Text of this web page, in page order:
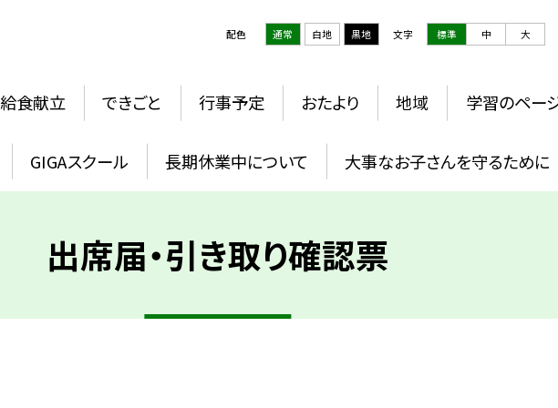
配色 通常 白地 黒地 文字 標準 中 大
給食献立 できごと 行事予定 おたより 地域 学習のペー
GIGAスクール 長期休業中について 大事なお子さんを守るために
出席届・引き取り確認票